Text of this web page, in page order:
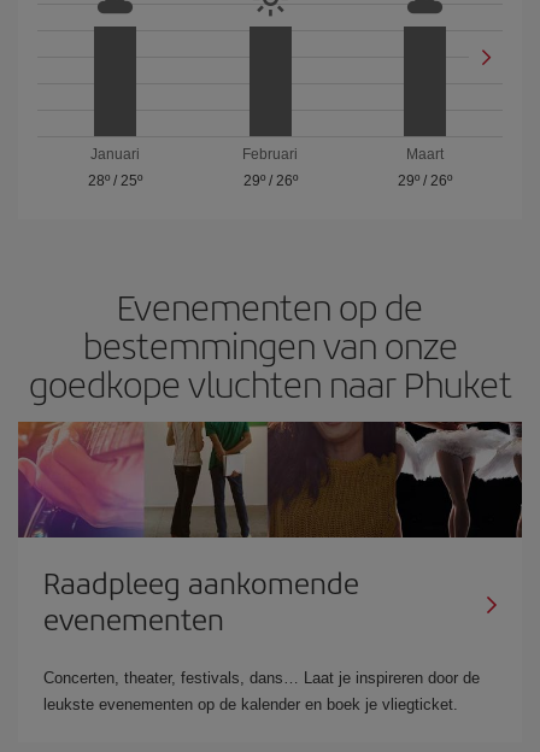
Januari
28º/ 25º
Februari
29º/ 26º
Maart
29º /26º
Evenementen op de
bestemmingen van onze
goedkope vluchten naar Phuket
Raadpleeg aankomende
evenementen
Concerten, theater, festivals, dans… Laat je inspireren door de
leukste evenementen op de kalender en boek je vliegticket.